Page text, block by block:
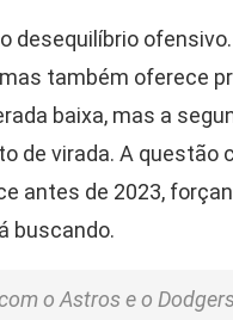
ofensivo.
também oferece
baixa, mas a
de virada. A questão
antes de 2023,
buscando.
o Astros e o